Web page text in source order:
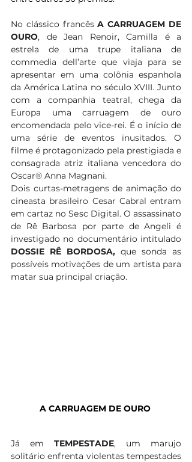
No clássico francês A CARRUAGEM DE
OURO, de Jean Renoir, Camilla é a
estrela de uma trupe italiana de
commedia dell’arte que viaja para se
apresentar em uma colônia espanhola
da América Latina no século XVIII. Junto
com a companhia teatral, chega da
Europa uma carruagem de ouro
encomendada pelo vice-rei. É o início de
uma série de eventos inusitados. O
filme é protagonizado pela prestigiada e
consagrada atriz italiana vencedora do
Oscar® Anna Magnani.
Dois curtas-metragens de animação do
cineasta brasileiro Cesar Cabral entram
em cartaz no Sesc Digital. O assassinato
de Rê Barbosa por parte de Angeli é
DOSSIE RÊ BORDOSA, que sonda as
possíveis motivações de um artista para
matar sua principal criação.
A CARRUAGEM DE OURO
Já em TEMPESTADE, um marujo
solitário enfrenta violentas tempestades